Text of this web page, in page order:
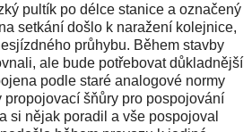
pultík po délce stanice a označený
setkání došlo k naražení kolejnice,
průhybu. Během stavby
ale bude potřebovat důkladnější
podle staré analogové normy
propojovací šňůry pro pospojování
si nějak poradil a vše pospojoval